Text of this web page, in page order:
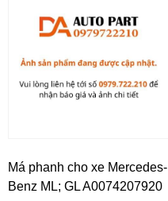
Má phanh cho xe Mercedes-
Benz ML; GL A0074207920